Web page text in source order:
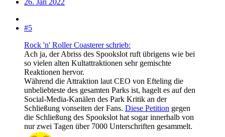
#5
Rock 'n' Roller Coasterer schrieb:
Ach ja, der Abriss des Spookslot ruft übrigens wie bei
so vielen alten Kultattraktionen sehr gemischte
Reaktionen hervor.
Während die Attraktion laut CEO von Efteling die
unbeliebteste des gesamten Parks ist, hagelt es auf den
Social-Media-Kanälen des Park Kritik an der
Schließung vonseiten der Fans. Diese Petition gegen
die Schließung des Spookslot hat sogar innerhalb von
nur zwei Tagen über 7000 Unterschriften gesammelt.